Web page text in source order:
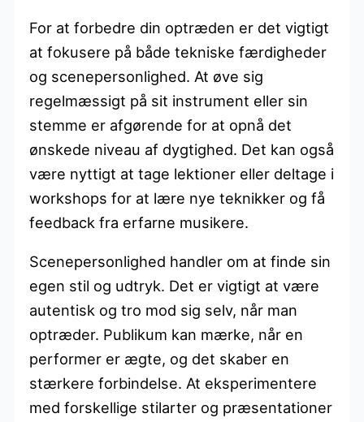
For at forbedre din optræden er det vigtigt
at fokusere på både tekniske færdigheder
og scenepersonlighed. At øve sig
regelmæssigt på sit instrument eller sin
stemme er afgørende for at opnå det
ønskede niveau af dygtighed. Det kan også
være nyttigt at tage lektioner eller deltage i
workshops for at lære nye teknikker og få
feedback fra erfarne musikere.
Scenepersonlighed handler om at finde sin
egen stil og udtryk. Det er vigtigt at være
autentisk og tro mod sig selv, når man
optræder. Publikum kan mærke, når en
performer er ægte, og det skaber en
stærkere forbindelse. At eksperimentere
med forskellige stilarter og præsentationer